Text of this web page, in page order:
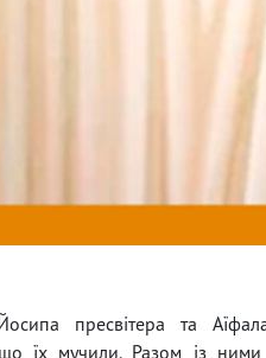
пресвітера та
їх мучили. Разом із